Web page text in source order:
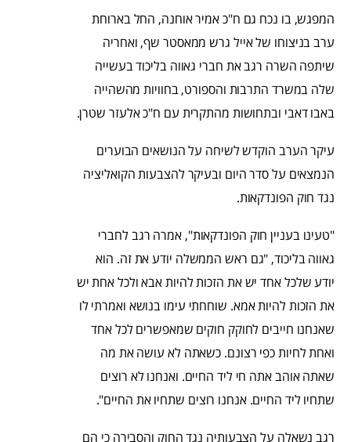
המפגש, בו נכח גם ח"כ אמיר אוחנה, החל בארוחת
ערב בניצוחו של אייל גרש ממאסטר שף, ואחריה
שיתפה השרה רגב את חברי גאווה בליכוד בעשייה
שלה במשרד התרבות והספורט, בחוויות מהשהייה
באבו דאבי ובתחושות מהתקרית עם ח"כ אלעזר שטרן.
עיקר הערב הוקדש לשיחה על הנושאים הבוערים
הנמצאים על סדר היום ובעיקר להצבעות הקואליציה
נגד חוק הפונדקאות.
"טעינו בעניין חוק הפונדקאות", אמרה רגב לחברי
גאווה בליכוד, "גם ראש הממשלה יודע את זה. הוא
יודע שלכל אחד יש את הזכות להיות אבא ולכל אחת יש
את הזכות להיות אמא. שוחחתי עימו בנושא ואמרתי לו
שאנחנו חייבים לחוקק חוקים שמאפשרים לכל אחד
ואחת לחיות כפי רצונם. כשאתה לא עושה את מה
שאתה אוהב אתה חי ליד החיים. ואנחנו לא רוצים
שתחיו ליד החיים. אנחנו רוצים שתחיו את החיים".
רגב נשאלה על הצבעותיה נגד החוק והסבירה כי הם